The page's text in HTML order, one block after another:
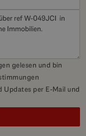
gelesen und bin
per E-Mail und